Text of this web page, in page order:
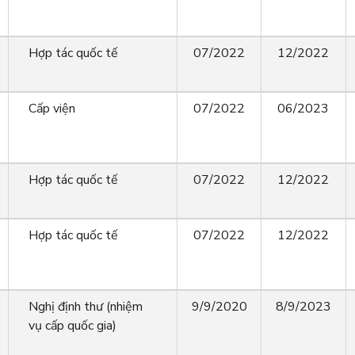
Hợp tác quốc tế 07/2022 12/2022
Cấp viện 07/2022 06/2023
Hợp tác quốc tế 07/2022 12/2022
Hợp tác quốc tế 07/2022 12/2022
Nghị định thư (nhiệm
vụ cấp quốc gia)
9/9/2020 8/9/2023